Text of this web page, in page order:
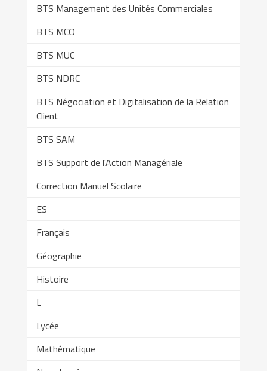
BTS Management des Unités Commerciales
BTS MCO
BTS MUC
BTS NDRC
BTS Négociation et Digitalisation de la Relation
Client
BTS SAM
BTS Support de l'Action Managériale
Correction Manuel Scolaire
ES
Français
Géographie
Histoire
L
Lycée
Mathématique